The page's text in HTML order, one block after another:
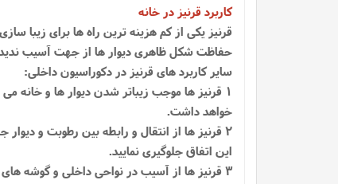
کاربرد قرنیز در خانه
قرنیز یکی از کم هزینه ترین راه ها برای زیبا
حفاظت شکل ظاهری دیوار ها از جهت آسیب
سایر کاربرد های قرنیز در دکوراسیون داخلی:
1 قرنیز ها موجب زیباتر شدن دیوار ها و
خواهد داشت.
2 قرنیز ها از انتقال و رابطه بین رطوبت و
این اتفاق جلوگیری نمایید.
3 قرنیز ها از آسیب در نواحی داخلی و گوشه های دیوار نیز محافظت می کنند و سبب می شوند دیوار شما از آسیب هایی مانند ضربه محکم، مثل برخورد آچار محافظت کند